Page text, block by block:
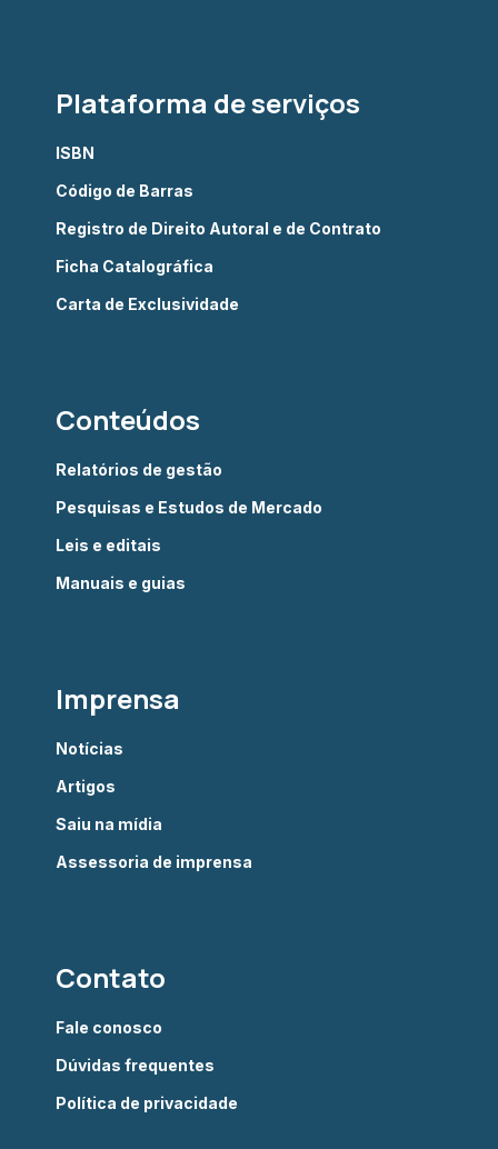
Plataforma de serviços
ISBN
Código de Barras
Registro de Direito Autoral e de Contrato
Ficha Catalográfica
Carta de Exclusividade
Conteúdos
Relatórios de gestão
Pesquisas e Estudos de Mercado
Leis e editais
Manuais e guias
Imprensa
Notícias
Artigos
Saiu na mídia
Assessoria de imprensa
Contato
Fale conosco
Dúvidas frequentes
Política de privacidade